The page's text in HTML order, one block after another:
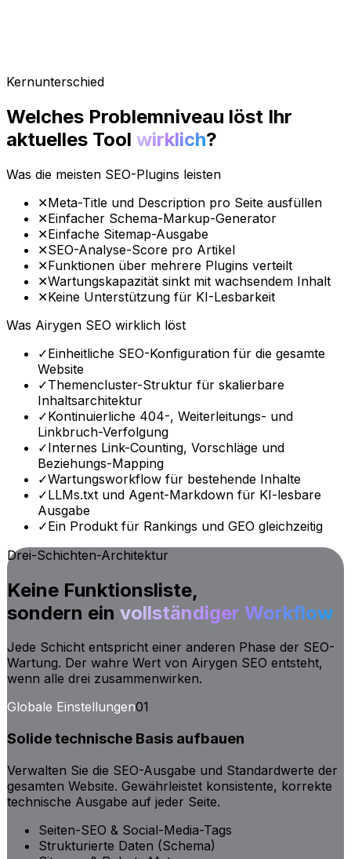
Kernunterschied
Welches Problemniveau löst Ihr
aktuelles Tool wirklich?
Was die meisten SEO-Plugins leisten
✕Meta-Title und Description pro Seite ausfüllen
✕Einfacher Schema-Markup-Generator
✕Einfache Sitemap-Ausgabe
✕SEO-Analyse-Score pro Artikel
✕Funktionen über mehrere Plugins verteilt
✕Wartungskapazität sinkt mit wachsendem Inhalt
✕Keine Unterstützung für KI-Lesbarkeit
Was Airygen SEO wirklich löst
✓Einheitliche SEO-Konfiguration für die gesamte
Website
✓Themencluster-Struktur für skalierbare
Inhaltsarchitektur
✓Kontinuierliche 404-, Weiterleitungs- und
Linkbruch-Verfolgung
✓Internes Link-Counting, Vorschläge und
Beziehungs-Mapping
✓Wartungsworkflow für bestehende Inhalte
✓LLMs.txt und Agent-Markdown für KI-lesbare
Ausgabe
✓Ein Produkt für Rankings und GEO gleichzeitig
Drei-Schichten-Architektur
Keine Funktionsliste,
sondern ein vollständiger Workflow
Jede Schicht entspricht einer anderen Phase der SEO-
Wartung. Der wahre Wert von Airygen SEO entsteht,
wenn alle drei zusammenwirken.
Globale Einstellungen01
Solide technische Basis aufbauen
Verwalten Sie die SEO-Ausgabe und Standardwerte der
gesamten Website. Gewährleistet konsistente, korrekte
technische Ausgabe auf jeder Seite.
Seiten-SEO & Social-Media-Tags
Strukturierte Daten (Schema)